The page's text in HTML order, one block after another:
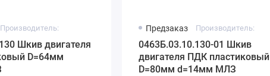
Производитель:
Шкив двигателя
D=64мм
Предзаказ Производитель:
0463Б.03.10.130-01 Шкив
двигателя ПДК пластиковый
D=80мм d=14мм МЛЗ